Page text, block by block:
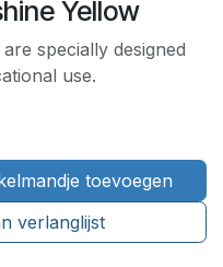
Yellow
specially designed
use.
toevoegen
verlanglijst